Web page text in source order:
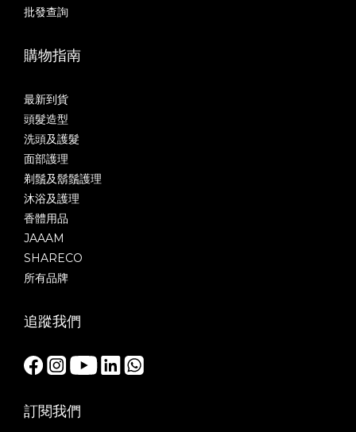
批發查詢
購物指南
最新到貨
頭髮造型
洗頭及護髮
面部護理
剃鬚及鬍鬚護理
沐浴及護理
香體用品
JAAAM
SHARECO
所有品牌
追蹤我們
訂閱我們